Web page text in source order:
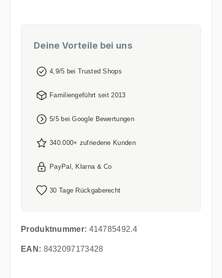
Deine Vorteile bei uns
4,9/5 bei Trusted Shops
Familiengeführt seit 2013
5/5 bei Google Bewertungen
340.000+ zufriedene Kunden
PayPal, Klarna & Co
30 Tage Rückgaberecht
Produktnummer: 414785492.4
EAN: 8432097173428